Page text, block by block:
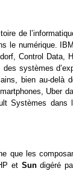
de
le numérique.
Control Data,
systèmes
bien au-delà
Uber
Systèmes dans
que les
et Sundigéré